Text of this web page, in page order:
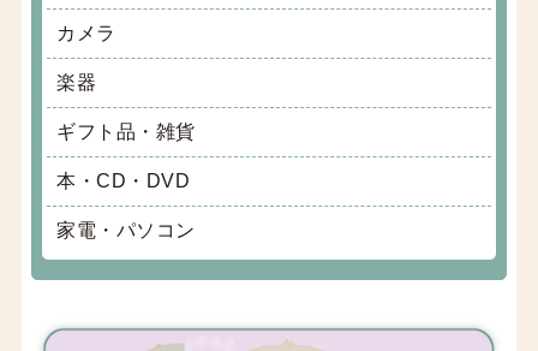
カメラ
楽器
ギフト品・雑貨
本・CD・DVD
家電・パソコン